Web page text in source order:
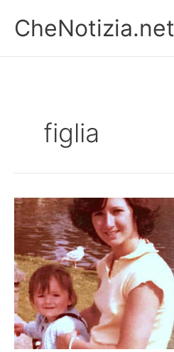
contenuto
CheNotizia.net
figlia